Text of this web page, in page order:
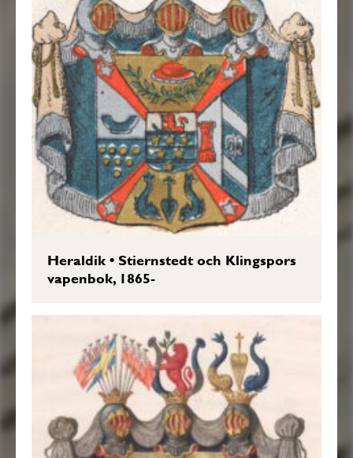
Heraldik•Stiernstedt och Klingspors
vapenbok, 1865-